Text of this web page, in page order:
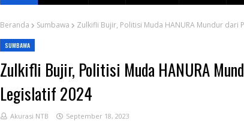
Beranda Sumbawa Zulkifli Bujir, Politisi Muda HANURA Mundur dari
SUMBAWA
Zulkifli Bujir, Politisi Muda HANURA
Legislatif 2024
Akurasi NTB September 18, 2023